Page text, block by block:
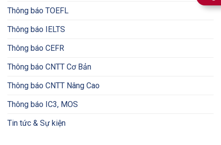
Thông báo TOEFL
Thông báo IELTS
Thông báo CEFR
Thông báo CNTT Cơ Bản
Thông báo CNTT Nâng Cao
Thông báo IC3, MOS
Tin tức & Sự kiện